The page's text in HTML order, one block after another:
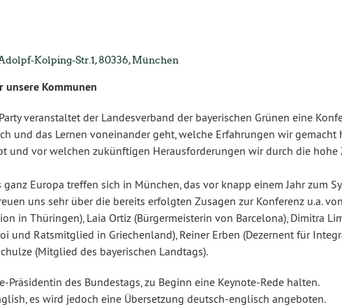
Kol­ping-Str.1, 80336, München
unsere Kommunen
ver­an­stal­tet der Lan­des­ver­band der baye­ri­schen Grünen eine
und das Lernen von­ein­an­der geht, welche Er­fah­run­gen wir gemacht
und vor welchen zu­künf­ti­gen Her­aus­for­de­run­gen wir durch die hohe
Europa treffen sich in München, das vor knapp einem Jahr zum
uns sehr über die bereits erfolgten Zusagen zur Konferenz u.a. von
in Thüringen), Laia Ortiz (Bür­ger­meis­te­rin von Barcelona), Dimitra
und Rats­mit­glied in Grie­chen­land), Reiner Erben (Dezernent für
(Mitglied des baye­ri­schen Landtags).
Prä­si­den­tin des Bun­des­tags, zu Beginn eine Keyno­te-Re­de halten.
es wird jedoch eine Über­set­zung deutsch-eng­lisch angeboten.